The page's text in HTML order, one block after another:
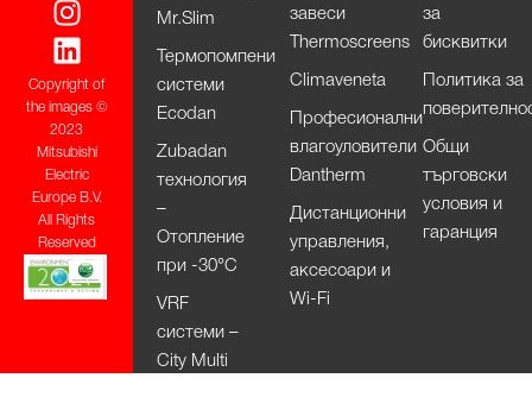
Copyright of
the images ©
2023
Mitsubishi
Electric
Europe B.V.
All Rights
Reserved
Mr.Slim
Термопомпени
системи
Ecodan
Zubadan
технология
–
Отопление
при -30°С
VRF
системи –
City Multi
завеси
Thermoscreens
Climaveneta
Професионални
влагоуловители
Dantherm
Дистанционни
управления,
аксесоари и
Wi-Fi
за
бисквитки
Политика за
Общи
търговски
условия и
гаранция